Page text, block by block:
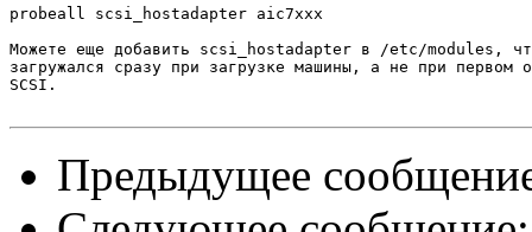
probeall scsi_hostadapter aic7xxx
Можете еще добавить scsi_hostadapter в /etc/modules,
загружался сразу при загрузке машины, а не при первом
SCSI.
Предыдущее